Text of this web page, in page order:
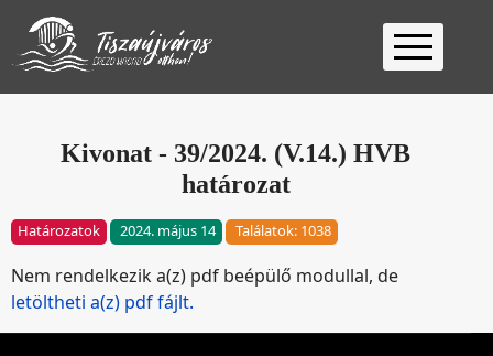
Kezdőlap
Ügyfélfogadás
Kivonat - 39/2024. (V.14.) HVB
határozat
Határozatok 2024. május 14 Találatok: 1038
Nem rendelkezik a(z) pdf beépülő modullal, de
letöltheti a(z) pdf fájlt.